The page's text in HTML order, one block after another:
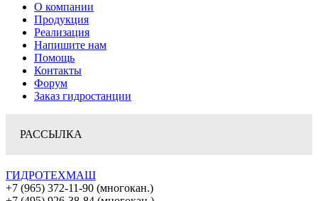
О компании
Продукция
Реализация
Напишите нам
Помощь
Контакты
Форум
Заказ гидростанции
РАССЫЛКА
ГИДРОТЕХМАШ
+7 (965) 372-11-90 (многокан.)